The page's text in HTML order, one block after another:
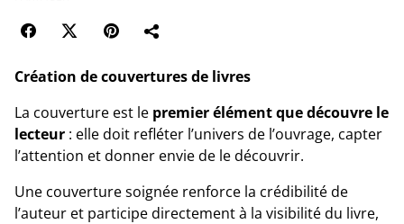
Création de couvertures de livres
La couverture est le premier élément que découvre le
lecteur : elle doit refléter l’univers de l’ouvrage, capter
l’attention et donner envie de le découvrir.
Une couverture soignée renforce la crédibilité de
l’auteur et participe directement à la visibilité du livre,